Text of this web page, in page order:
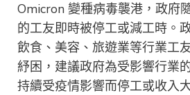
Omicron 變種病毒襲港，政府
的工友即時被停工或減工時。
飲食、美容、旅遊業等行業工
紓困，建議政府為受影響行業
持續受疫情影響而停工或收入